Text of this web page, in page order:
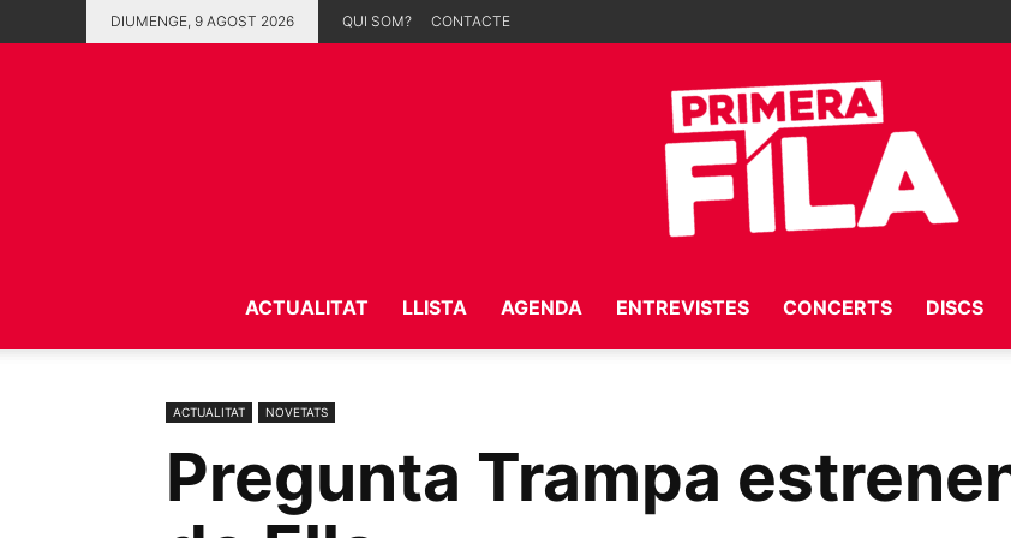
DIUMENGE, 9 AGOST 2026 QUI SOM? CONTACTE
Fila
ACTUALITAT LLISTA AGENDA ENTREVISTES CONCERTS DISCS
ACTUALITAT NOVETATS
Pregunta Trampa